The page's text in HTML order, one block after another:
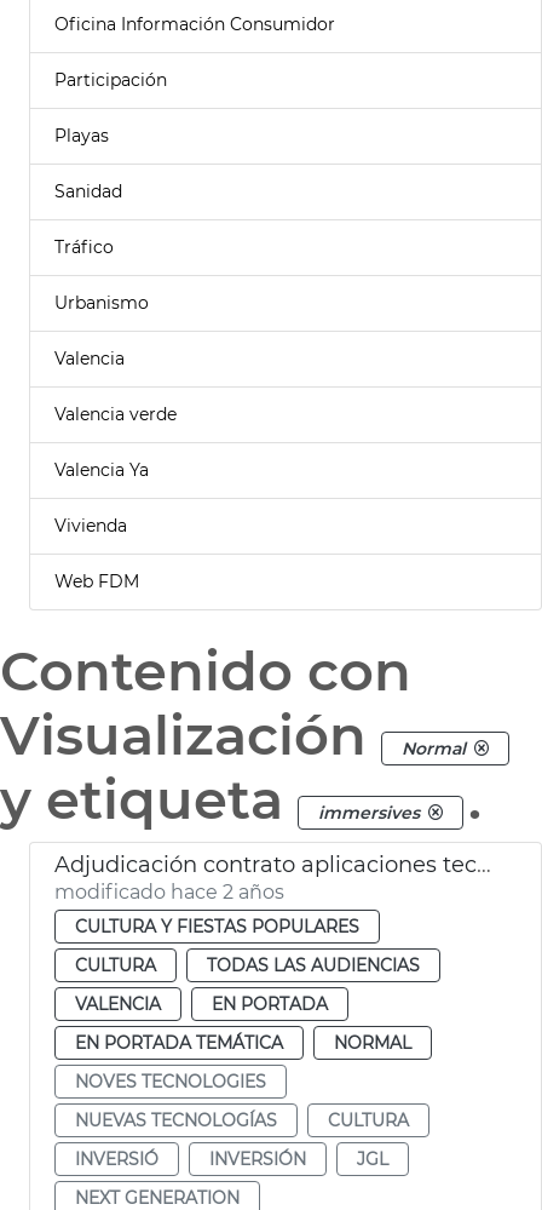
Oficina Información Consumidor
Participación
Playas
Sanidad
Tráfico
Urbanismo
Valencia
Valencia verde
Valencia Ya
Vivienda
Web FDM
Contenido con
Visualización
Normal
y etiqueta immersives .
Adjudicación contrato aplicaciones tecnológicas Museo Ciencias Naturales
modificado hace 2 años
CULTURA Y FIESTAS POPULARES
CULTURA
TODAS LAS AUDIENCIAS
VALENCIA
EN PORTADA
EN PORTADA TEMÁTICA
NORMAL
NOVES TECNOLOGIES
NUEVAS TECNOLOGÍAS
CULTURA
INVERSIÓ
INVERSIÓN
JGL
NEXT GENERATION